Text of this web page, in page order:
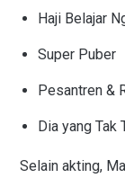
Haji Belajar
Super Puber
Pesantren &
Dia yang Tak
Selain akting,